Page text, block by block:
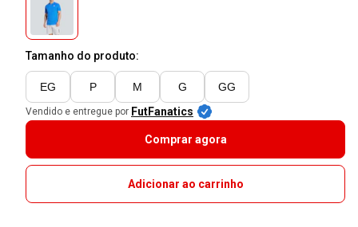
Tamanho do produto:
EG P M G GG
Vendido e entregue por FutFanatics
Comprar agora
Adicionar ao carrinho